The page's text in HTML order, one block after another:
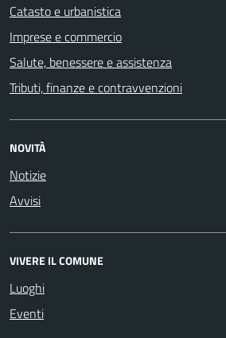
Catasto e urbanistica
Imprese e commercio
Salute, benessere e assistenza
Tributi, finanze e contravvenzioni
NOVITÀ
Notizie
Avvisi
VIVERE IL COMUNE
Luoghi
Eventi